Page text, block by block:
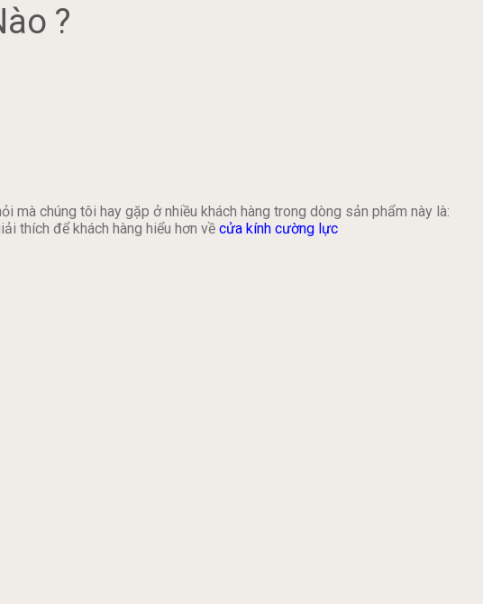
?
mà chúng tôi hay gặp ở nhiều khách hàng trong dòng sản phẩm này là:
thích để khách hàng hiểu hơn về cửa kính cường lực